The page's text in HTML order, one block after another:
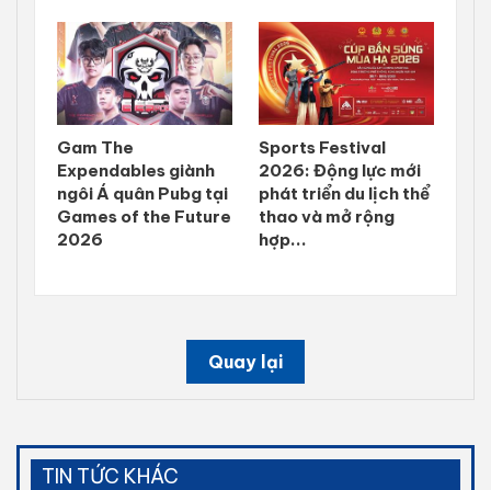
Gam The
Expendables giành
ngôi Á quân Pubg tại
Games of the Future
2026
Sports Festival
2026: Động lực mới
phát triển du lịch thể
thao và mở rộng
hợp...
Quay lại
TIN TỨC KHÁC